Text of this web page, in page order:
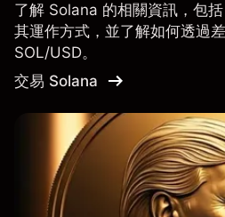
了解 Solana 的相關資訊，包括
其運作方式，並了解如何透過
SOL/USD。
交易 Solana